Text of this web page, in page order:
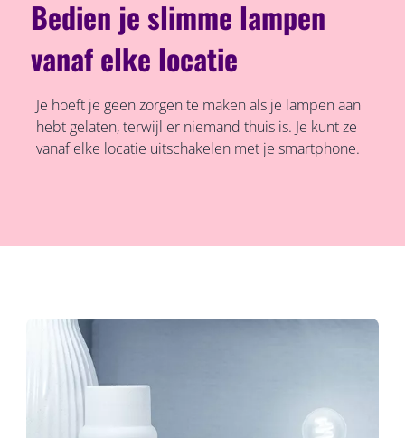
Bedien je slimme lampen
vanaf elke locatie
Je hoeft je geen zorgen te maken als je lampen aan
hebt gelaten, terwijl er niemand thuis is. Je kunt ze
vanaf elke locatie uitschakelen met je smartphone.